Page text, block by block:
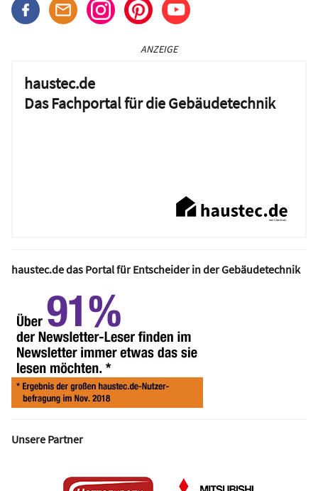
ANZEIGE
haustec.de
Das Fachportal für die Gebäudetechnik
haustec.de das Portal für Entscheider in der Gebäudetechnik
Unsere Partner